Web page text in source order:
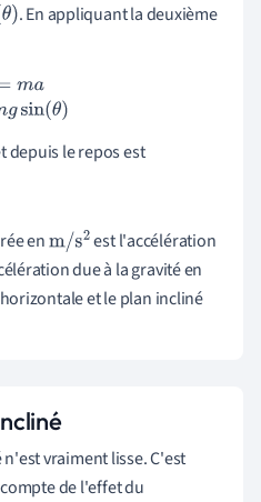
. En appliquant la deuxième
=mgsin
depuis le repos est
enm/s2 est l'accélération
due à la gravité en
et le plan incliné
vraiment lisse. C'est
de l'effet du